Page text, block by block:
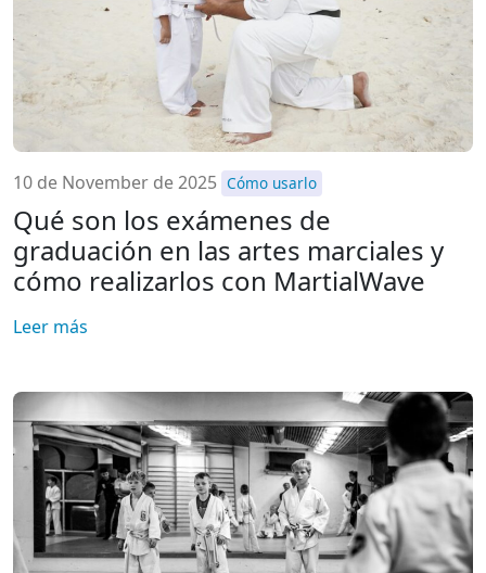
10 de November de 2025 Cómo usarlo
Qué son los exámenes de
graduación en las artes marciales y
cómo realizarlos con MartialWave
Leer más